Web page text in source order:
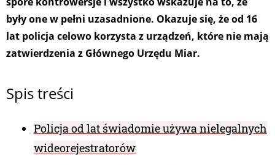
były one w pełni uzasadnione. Okazuje się, że od 16
lat policja celowo korzysta z urządzeń, które nie mają
zatwierdzenia z Głównego Urzędu Miar.
Spis treści
Policja od lat świadomie używa nielegalnych
wideorejestratorów